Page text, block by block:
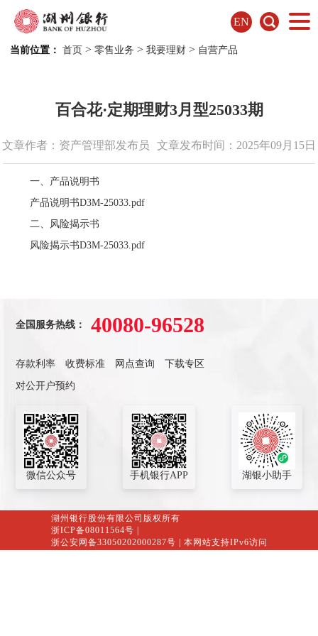
EN
当前位置： 首页 >零售业务 >我要理财 > 自营产品
百合花·定期理财3月型25033期
文章作者：资产管理部发布员 文章发布时间：2025年09月15日
一、产品说明书
产品说明书D3M-25033.pdf
二、风险揭示书
风险揭示书D3M-25033.pdf
全国服务热线： 40080-96528
存款利率 收费标准 网点查询 下载专区
对公开户预约
微信公众号 手机银行APP 湖银小助手
湖州银行股份有限公司版权所有
浙ICP备08011564号 |
浙公安网备33050202000287号 | 本网站支持IPv6访问